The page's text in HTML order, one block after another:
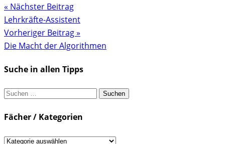
« Nächster Beitrag
Lehrkräfte-Assistent
Vorheriger Beitrag »
Die Macht der Algorithmen
Suche in allen Tipps
Suchen
Fächer / Kategorien
Fächer